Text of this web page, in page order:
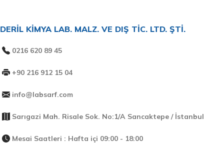
DERİL KİMYA LAB. MALZ. VE DIŞ TİC. LTD. ŞTİ.
0216 620 89 45
+90 216 912 15 04
info@labsarf.com
Sarıgazi Mah. Risale Sok. No:1/A Sancaktepe / İstanbul
Mesai Saatleri : Hafta içi 09:00 - 18:00